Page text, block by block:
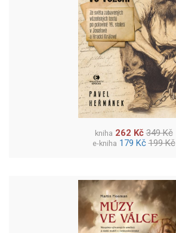
kniha 262 Kč 349 Kč
e-kniha 179 Kč 199 Kč